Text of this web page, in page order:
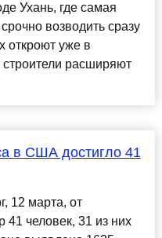
Ухань, где самая
возводить сразу
откроют уже в
расширяют
в США достигло 41
12 марта, от
41 человек, 31 из них